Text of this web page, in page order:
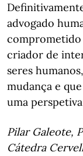
advogado
comprometido
criador de
seres
mudança e
uma
Pilar Galeote,
Cátedra